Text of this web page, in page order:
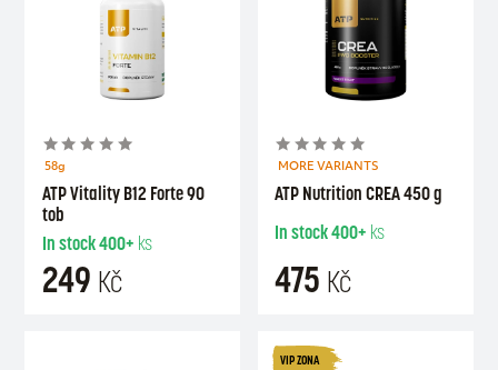
58g
ATP Vitality B12 Forte 90
tob
In stock400+ ks
249 Kč
MORE VARIANTS
ATP Nutrition CREA 450 g
In stock400+ ks
475 Kč
VIP ZONA